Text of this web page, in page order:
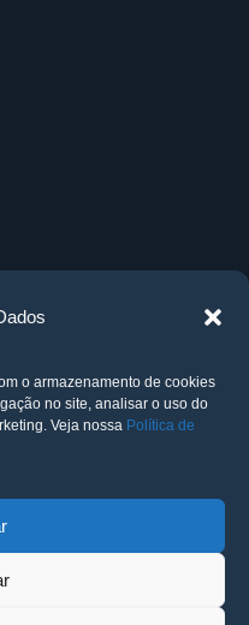
o armazenamento de cookies
no site, analisar o uso do
Veja nossa Política de